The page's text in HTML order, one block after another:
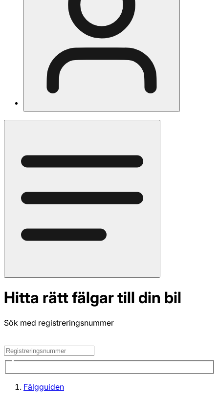
Hitta rätt fälgar till din bil
Sök med registreringsnummer
Fälgguiden